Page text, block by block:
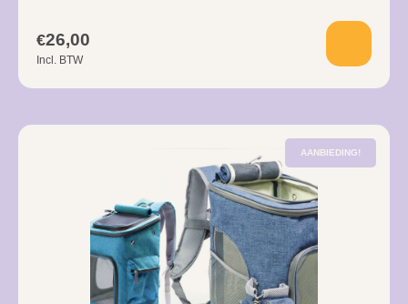
€26,00
Incl. BTW
AANBIEDING!